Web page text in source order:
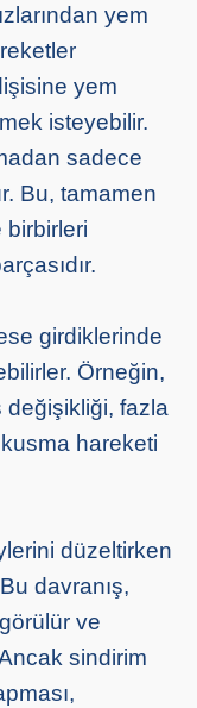
yem
yem
isteyebilir.
sadece
Bu, tamamen
birbirleri
girdiklerinde
Örneğin,
değişikliği, fazla
hareketi
düzeltirken
davranış,
ve
sindirim